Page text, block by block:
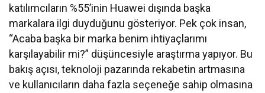
katılımcıların %55’inin Huawei dışında başka
markalara ilgi duyduğunu gösteriyor. Pek çok insan,
“Acaba başka bir marka benim ihtiyaçlarımı
karşılayabilir mi?” düşüncesiyle araştırma yapıyor. Bu
bakış açısı, teknoloji pazarında rekabetin artmasına
ve kullanıcıların daha fazla seçeneğe sahip olmasına